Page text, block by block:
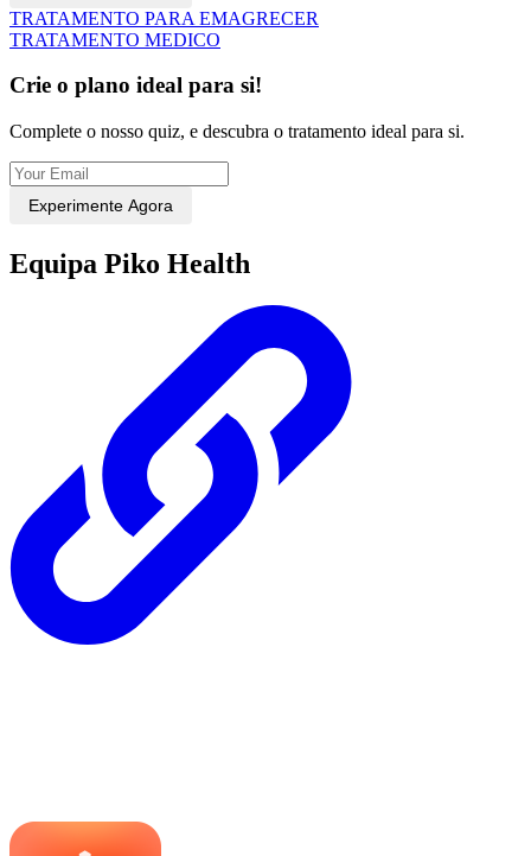
TRATAMENTO PARA EMAGRECER
TRATAMENTO MEDICO
Crie o plano ideal para si!
Complete o nosso quiz, e descubra o tratamento ideal para si.
Experimente Agora
Equipa Piko Health